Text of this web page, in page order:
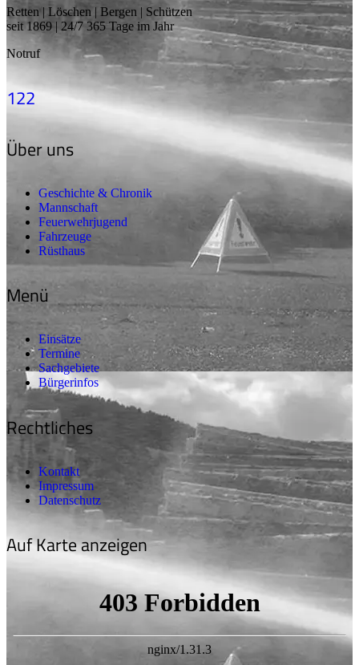
Retten | Löschen | Bergen | Schützen
seit 1869 | 24/7 365 Tage im Jahr
Notruf
122
Über uns
Geschichte & Chronik
Mannschaft
Feuerwehrjugend
Fahrzeuge
Rüsthaus
Menü
Einsätze
Termine
Sachgebiete
Bürgerinfos
Rechtliches
Kontakt
Impressum
Datenschutz
Auf Karte anzeigen